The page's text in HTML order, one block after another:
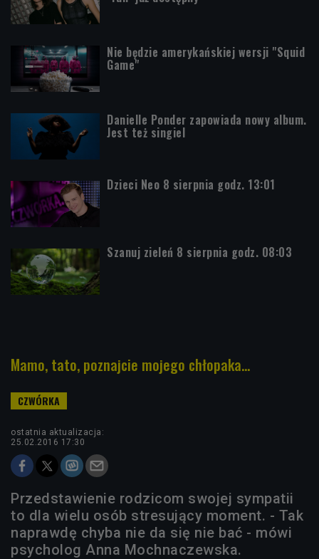
Nie będzie amerykańskiej wersji "Squid
Game"
Danielle Ponder zapowiada nowy album.
Jest też singiel
Dzieci Neo 8 sierpnia godz. 13:01
Szanuj zieleń 8 sierpnia godz. 08:03
Mamo, tato, poznajcie mojego chłopaka...
ostatnia aktualizacja:
25.02.2016 17:30
Przedstawienie rodzicom swojej sympatii
to dla wielu osób stresujący moment. - Tak
naprawdę chyba nie da się nie bać - mówi
psycholog Anna Mochnaczewska.